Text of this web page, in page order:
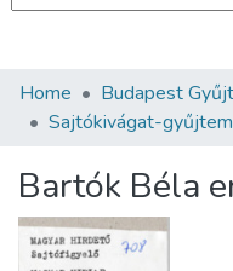
Communities &
Statistics
About us
Home Budapest
Sajtókivágat-
Bartók Béla